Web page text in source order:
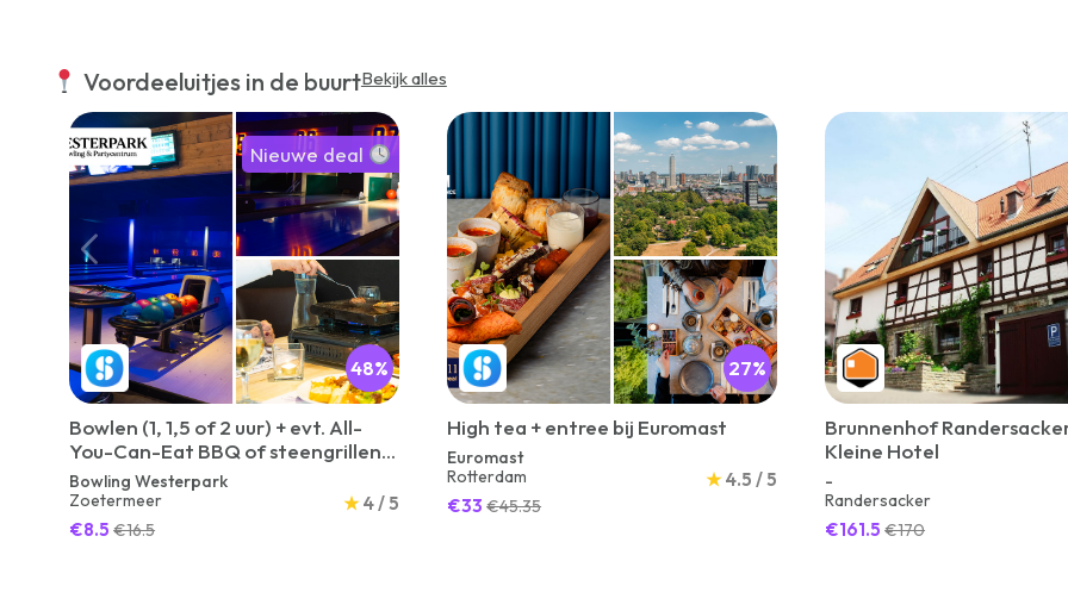
Voordeeluitjes in de buurtBekijk alles
Nieuwe deal
48%
Bowlen (1, 1,5 of 2 uur) + evt. All-
You-Can-Eat BBQ of steengrillen
bij Bowling Westerpark
Bowling Westerpark
Zoetermeer
★ 4 / 5
€8.5€16.5
27%
High tea + entree bij Euromast
Euromast
Rotterdam
★ 4.5 / 5
€33€45.35
Brunnenhof
Kleine Hotel
-
Randersacker
€161.5€170